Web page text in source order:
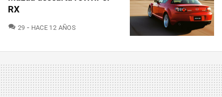
RX
29 COMENTARIOS
HACE 12 AÑOS